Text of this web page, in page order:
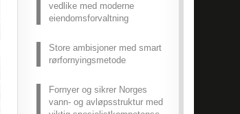
vedlike med moderne
eiendomsforvaltning
Store ambisjoner med smart
rørfornyingsmetode
Fornyer og sikrer Norges
vann- og avløpsstruktur med